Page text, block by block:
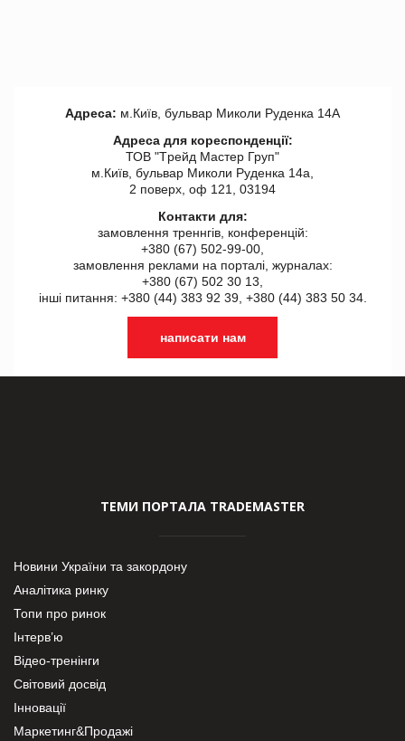
Адреса: м.Київ, бульвар Миколи Руденка 14А
Адреса для кореспонденції:
ТОВ "Tрейд Мастер Груп"
м.Київ, бульвар Миколи Руденка 14а,
2 поверх, оф 121, 03194
Контакти для:
замовлення треннгів, конференцій:
+380 (67) 502-99-00,
замовлення реклами на порталі, журналах:
+380 (67) 502 30 13,
інші питання: +380 (44) 383 92 39, +380 (44) 383 50 34.
написати нам
ТЕМИ ПОРТАЛА TRADEMASTER
Новини України та закордону
Аналітика ринку
Топи про ринок
Інтерв’ю
Відео-тренінги
Світовий досвід
Інновації
Маркетинг&Продажі